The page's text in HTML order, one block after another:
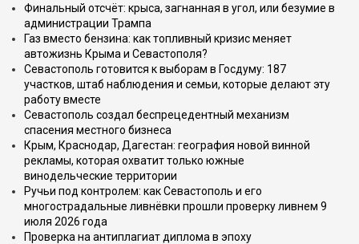
Финальный отсчёт: крыса, загнанная в угол, или безумие в
администрации Трампа
Газ вместо бензина: как топливный кризис меняет
автожизнь Крыма и Севастополя?
Севастополь готовится к выборам в Госдуму: 187
участков, штаб наблюдения и семьи, которые делают эту
работу вместе
Севастополь создал беспрецедентный механизм
спасения местного бизнеса
Крым, Краснодар, Дагестан: география новой винной
рекламы, которая охватит только южные
винодельческие территории
Ручьи под контролем: как Севастополь и его
многострадальные ливнёвки прошли проверку ливнем 9
июля 2026 года
Проверка на антиплагиат диплома в эпоху